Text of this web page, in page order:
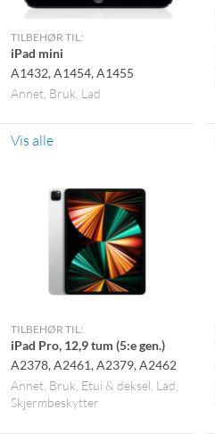
TILBEHØR TIL:
iPad mini
A1432, A1454, A1455
Annet Bruk Lad
Vis alle
TILBEHØR TIL:
iPad Pro, 12,9 tum (5:e gen.)
A2378, A2461, A2379, A2462
Annet Bruk Etui & deksel Lad
Skjermbeskytter